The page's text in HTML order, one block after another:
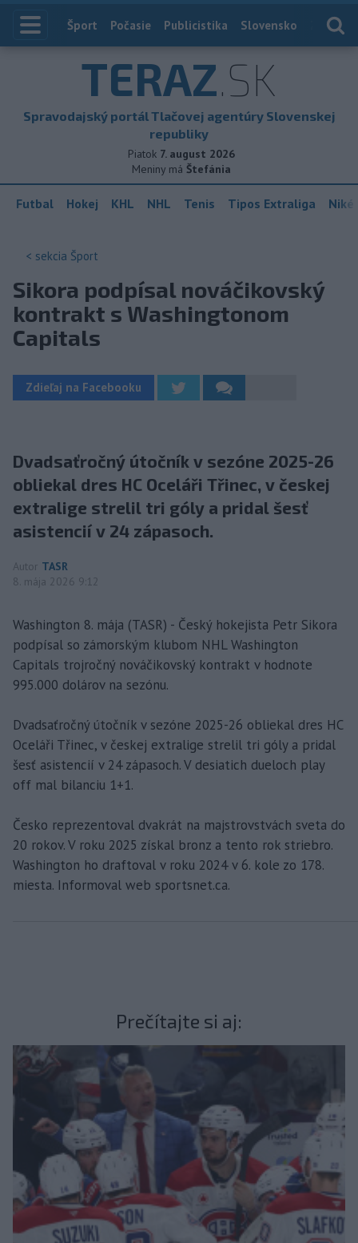
Index
Šport Počasie Publicistika Slovensko
TERAZ.SK
Spravodajský portál Tlačovej agentúry Slovenskej
republiky
Piatok 7. august 2026
Meniny má Štefánia
Futbal Hokej KHL NHL Tenis Tipos Extraliga
< sekcia Šport
Sikora podpísal nováčikovský
kontrakt s Washingtonom
Capitals
Zdieľaj na Facebooku
Dvadsaťročný útočník v sezóne 2025-26
obliekal dres HC Oceláři Třinec, v českej
extralige strelil tri góly a pridal šesť
asistencií v 24 zápasoch.
Autor TASR
8. mája 2026 9:12
Washington 8. mája (TASR) - Český hokejista Petr Sikora
podpísal so zámorským klubom NHL Washington
Capitals trojročný nováčikovský kontrakt v hodnote
995.000 dolárov na sezónu.
Dvadsaťročný útočník v sezóne 2025-26 obliekal dres HC
Oceláři Třinec, v českej extralige strelil tri góly a pridal
šesť asistencií v 24 zápasoch. V desiatich dueloch play
off mal bilanciu 1+1.
Česko reprezentoval dvakrát na majstrovstvách sveta do
20 rokov. V roku 2025 získal bronz a tento rok striebro.
Washington ho draftoval v roku 2024 v 6. kole zo 178.
miesta. Informoval web sportsnet.ca.
Prečítajte si aj: